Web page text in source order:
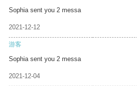
Sophia sent you 2 messa
2021-12-12
游客
Sophia sent you 2 messa
2021-12-04